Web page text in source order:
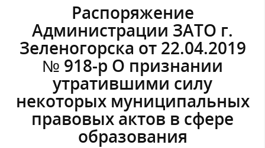
Распоряжение
Администрации ЗАТО г.
Зеленогорска от 22.04.2019
№ 918-р О признании
утратившими силу
некоторых муниципальных
правовых актов в сфере
образования